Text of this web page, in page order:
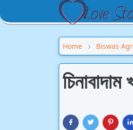
Home Biswas